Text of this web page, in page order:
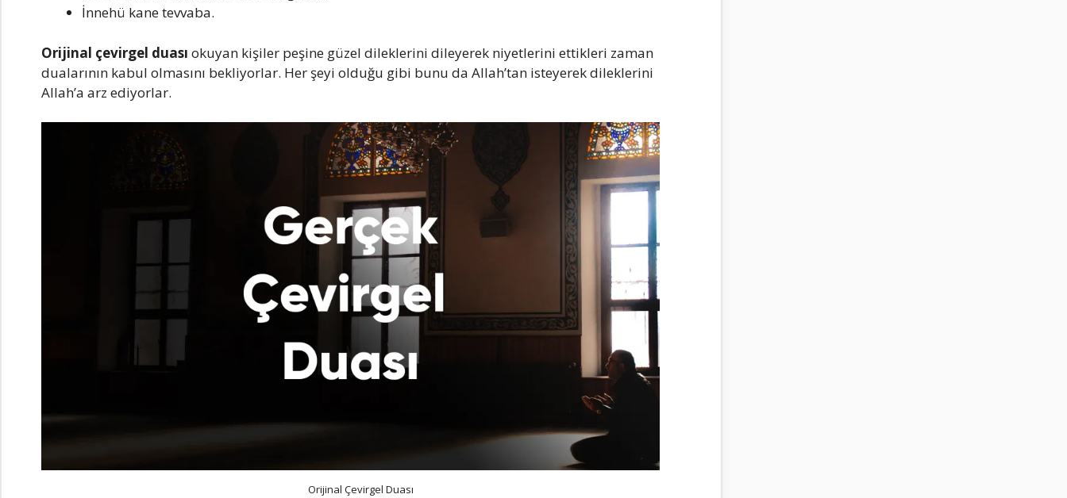
İnnehü kane tevvaba.
Orijinal çevirgel duası okuyan kişiler peşine güzel dileklerini dileyerek niyetlerini ettikleri zaman
dualarının kabul olmasını bekliyorlar. Her şeyi olduğu gibi bunu da Allah’tan isteyerek dileklerini
Allah’a arz ediyorlar.
Orijinal Çevirgel Duası